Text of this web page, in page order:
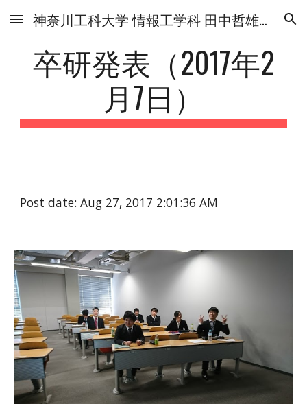
Skip to main content Skip to navigation
神奈川工科大学 情報工学科 田中哲雄研究室
卒研発表（2017年2
月7日）
Post date: Aug 27, 2017 2:01:36 AM